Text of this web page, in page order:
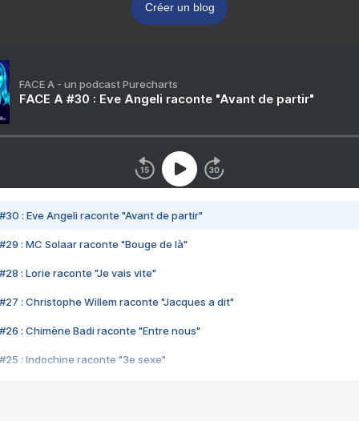
Créer un blog
FACE A - un podcast Purecharts
FACE A #30 : Eve Angeli raconte "Avant de partir"
#30 : Eve Angeli raconte "Avant de partir"
#29 : MC Solaar raconte "Bouge de là"
#28 : Lorie raconte "Je vais vite"
#27 : Christophe Willem raconte "Jacques a dit"
#26 : Chimène Badi raconte "Entre nous"
#25 : Indochine raconte "3e sexe"